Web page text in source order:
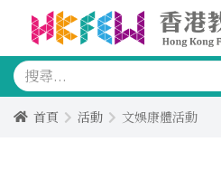
首頁 活動 文娛康體活動